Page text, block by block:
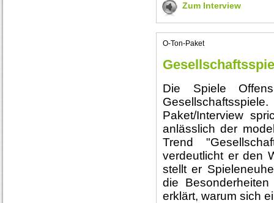
Zum Interview
O-Ton-Paket
Die Spiele
Paket/Interview
anlässlich der
Trend
verdeutlicht er den
stellt er
die
erklärt, warum sich